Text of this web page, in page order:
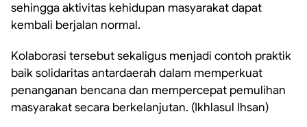
sehingga aktivitas kehidupan masyarakat dapat
kembali berjalan normal.
Kolaborasi tersebut sekaligus menjadi contoh praktik
baik solidaritas antardaerah dalam memperkuat
penanganan bencana dan mempercepat pemulihan
masyarakat secara berkelanjutan. (Ikhlasul Ihsan)